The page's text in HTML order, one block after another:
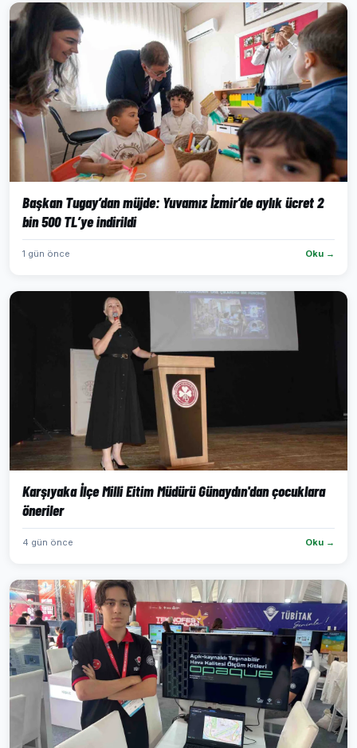
Başkan Tugay’dan müjde: Yuvamız İzmir’de aylık ücret 2
bin 500 TL’ye indirildi
1 gün önce Oku →
Karşıyaka İlçe Milli Eitim Müdürü Günaydın'dan çocuklara
öneriler
4 gün önce Oku →